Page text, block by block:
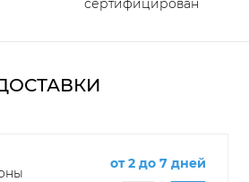
от 2 до 7 дней